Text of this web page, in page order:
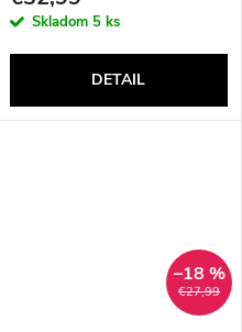
Skladom 5 ks
DETAIL
€27,99
–18 %